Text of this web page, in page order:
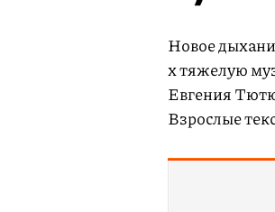
Новое
х тяжелую
Евгения
Взрослые